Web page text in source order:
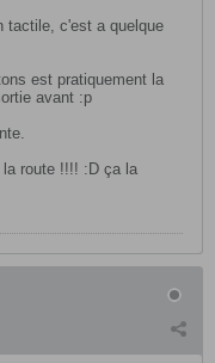
tactile, c'est a quelque
est pratiquement la
avant :p
route !!!! :D ça la